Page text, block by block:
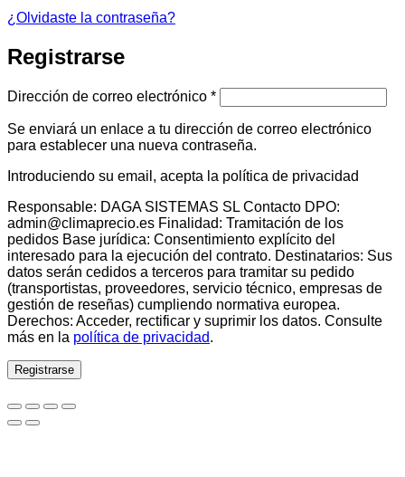
¿Olvidaste la contraseña?
Registrarse
Dirección de correo electrónico *Obligatorio
Se enviará un enlace a tu dirección de correo electrónico
para establecer una nueva contraseña.
Introduciendo su email, acepta la política de privacidad
Responsable: DAGA SISTEMAS SL Contacto DPO:
admin@climaprecio.es Finalidad: Tramitación de los
pedidos Base jurídica: Consentimiento explícito del
interesado para la ejecución del contrato. Destinatarios: Sus
datos serán cedidos a terceros para tramitar su pedido
(transportistas, proveedores, servicio técnico, empresas de
gestión de reseñas) cumpliendo normativa europea.
Derechos: Acceder, rectificar y suprimir los datos. Consulte
más en la política de privacidad.
Registrarse